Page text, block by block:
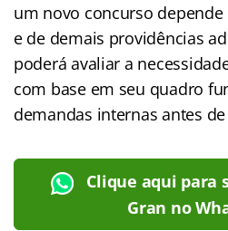
um novo concurso depende
e de demais providências
poderá avaliar a
com base em seu quadro
demandas internas antes
Clique aqui para
Gran no